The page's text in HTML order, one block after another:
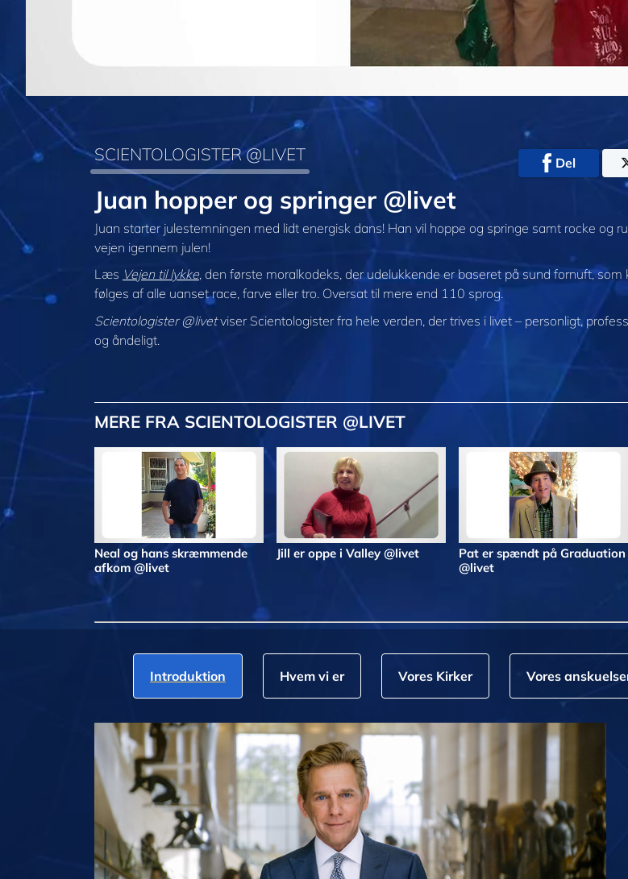
SCIENTOLOGISTER @LIVET Del
Juan hopper og springer @livet
Juan starter julestemningen med lidt energisk dans! Han vil hoppe og springe samt rocke og
vejen igennem julen!
Læs Vejen til lykke, den første moralkodeks, der udelukkende er baseret på sund fornuft, som
følges af alle uanset race, farve eller tro. Oversat til mere end 110 sprog.
Scientologister @livetviser Scientologister fra hele verden, der trives i livet – personligt,
og åndeligt.
MERE FRA SCIENTOLOGISTER @LIVET
Neal og hans skræmmende
afkom @livet
Jill er oppe i Valley @livet
Pat er spændt på Graduation
@livet
Introduktion Hvem vi er Vores Kirker Vores